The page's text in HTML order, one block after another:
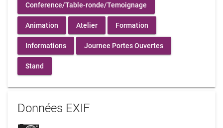
Conference/Table-ronde/Temoignage
Animation Atelier Formation
Informations Journee Portes Ouvertes
Stand
Données EXIF